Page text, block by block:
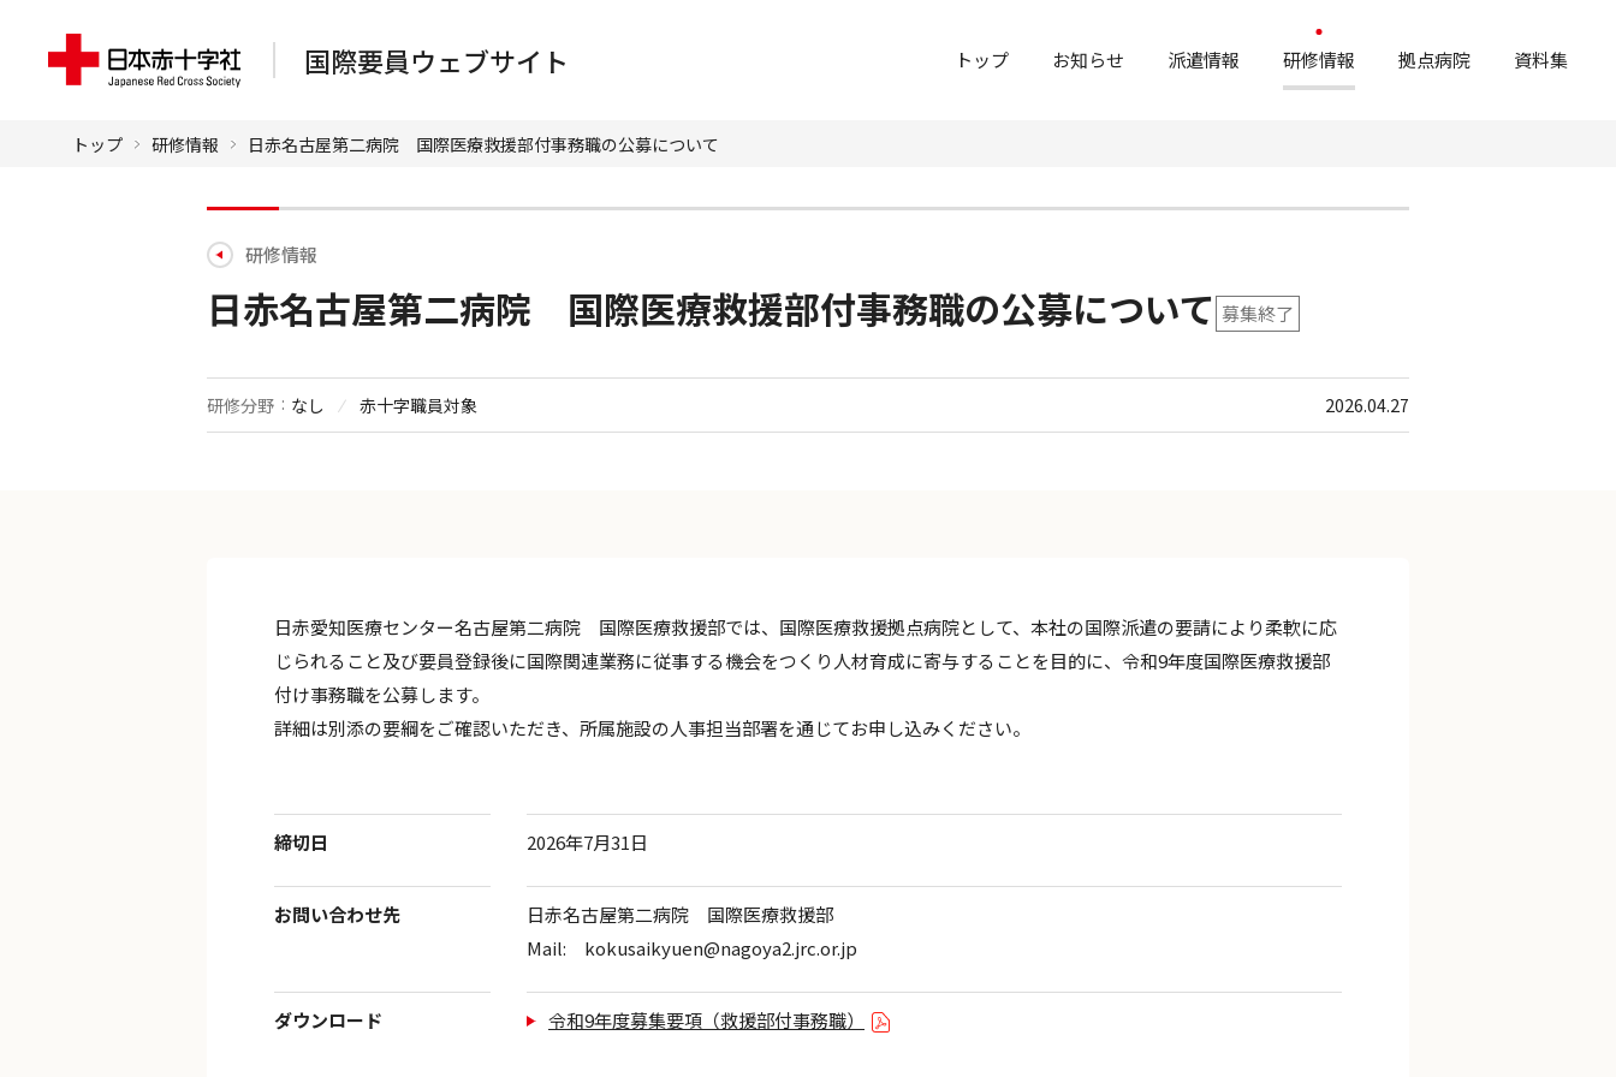
国際要員ウェブサイト トップ お知らせ 派遣情報 研修情報 拠点病院 資料集
トップ 研修情報 日赤名古屋第二病院 国際医療救援部付事務職の公募について
研修情報
日赤名古屋第二病院 国際医療救援部付事務職の公募について 募集終了
研修分野 なし 赤十字職員対象 2026.04.27
日赤愛知医療センター名古屋第二病院 国際医療救援部では、国際医療救援拠点病院として、本社の国際派遣の要請により柔軟に応
じられること及び要員登録後に国際関連業務に従事する機会をつくり人材育成に寄与することを目的に、令和9年度国際医療救援部
付け事務職を公募します。
詳細は別添の要綱をご確認いただき、所属施設の人事担当部署を通じてお申し込みください。
締切日 2026年7月31日
お問い合わせ先
日赤名古屋第二病院 国際医療救援部
Mail: kokusaikyuen@nagoya2.jrc.or.jp
ダウンロード 令和9年度募集要項（救援部付事務職）